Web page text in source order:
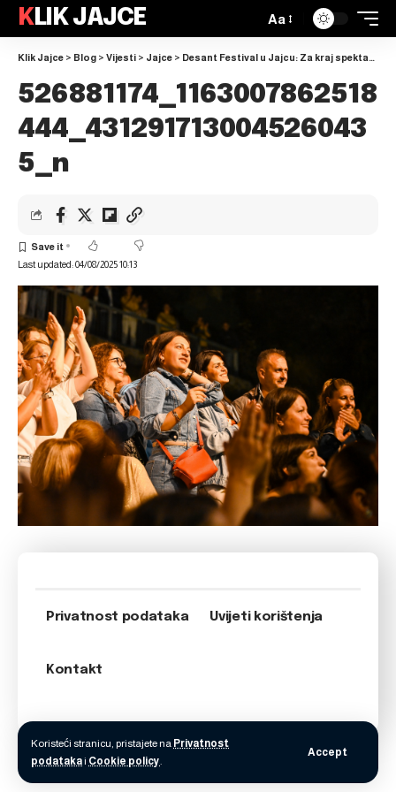
Koristeći stranicu, pristajete na Privatnost
podatakai Cookie policy.
Accept
KLIK JAJCE Aa
Klik Jajce > Blog > Vijesti > Jajce > Desant Festival u Jajcu: Za kraj spektakl Željka Joksimovića ispod Plivskog vodopada
526881174_1163007862518
444_431291713004526043
5_n
Last updated: 04/08/2025 10:13
Privatnost podataka Uvijeti korištenja
Kontakt